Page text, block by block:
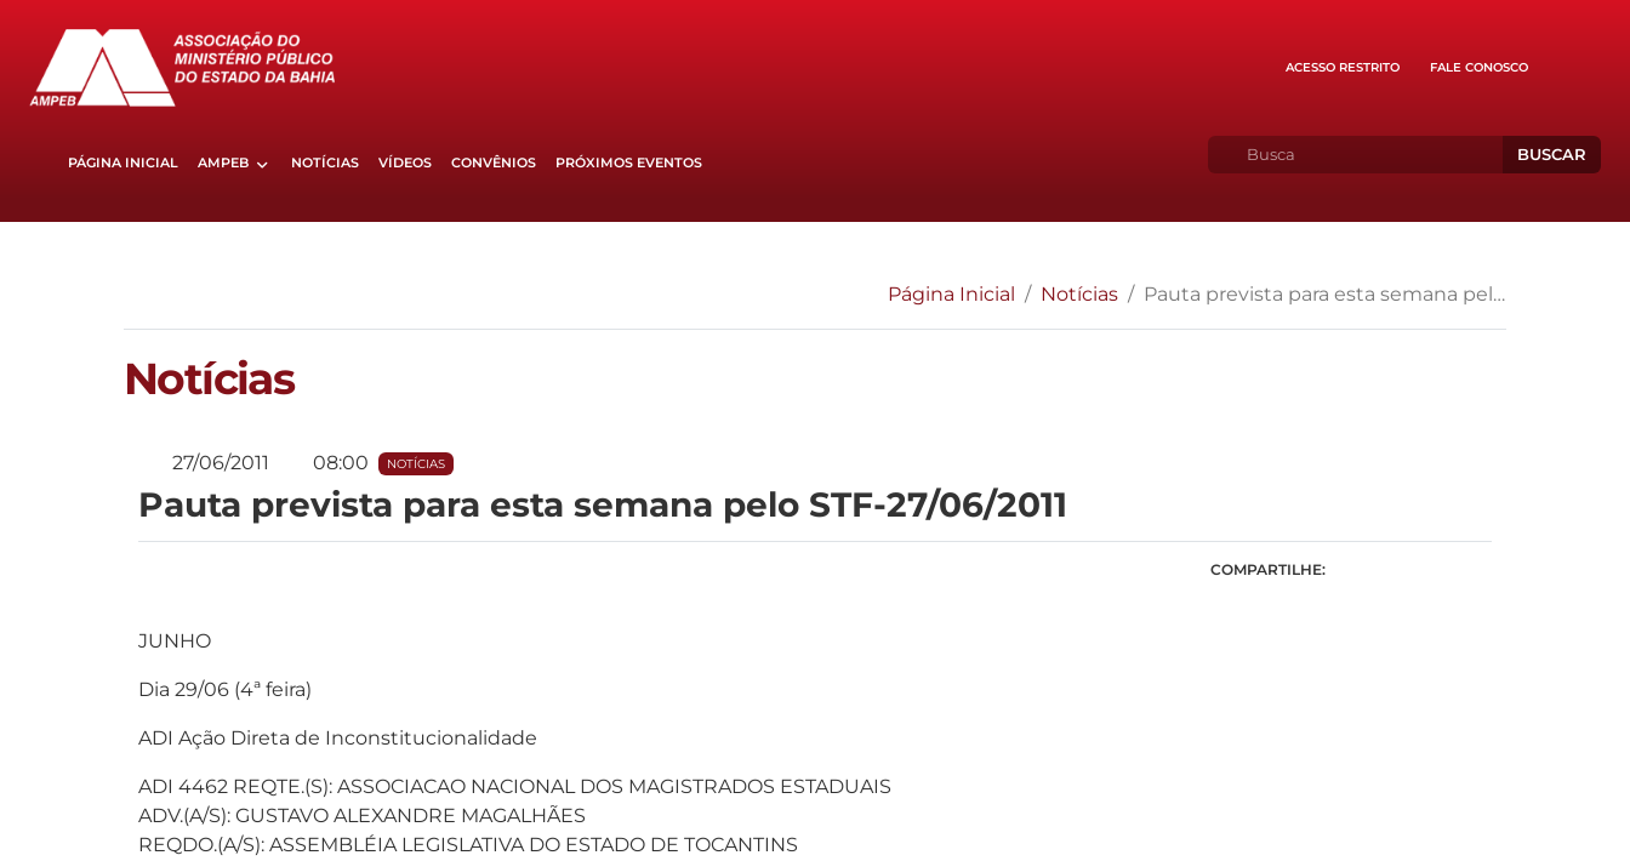
ACESSO RESTRITO FALE CONOSCO
PÁGINA INICIAL AMPEB NOTÍCIAS VÍDEOS CONVÊNIOS PRÓXIMOS EVENTOS BUSCAR
Página Inicial Notícias Pauta prevista para esta semana pelo STF-27/06/2011
Notícias
27/06/2011 08:00 NOTÍCIAS
Pauta prevista para esta semana pelo STF-27/06/2011
COMPARTILHE:
JUNHO
Dia 29/06 (4ª feira)
ADI Ação Direta de Inconstitucionalidade
ADI 4462 REQTE.(S): ASSOCIACAO NACIONAL DOS MAGISTRADOS ESTADUAIS
ADV.(A/S): GUSTAVO ALEXANDRE MAGALHÃES
REQDO.(A/S): ASSEMBLÉIA LEGISLATIVA DO ESTADO DE TOCANTINS